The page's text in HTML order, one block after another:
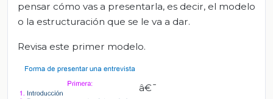
pensar cómo vas a presentarla, es decir, el modelo
o la estructuración que se le va a dar.
Revisa este primer modelo.
â€¯